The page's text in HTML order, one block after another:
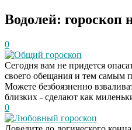
Водолей: гороскоп
0
Общий гороскоп
Сегодня вам не придется
своего обещания и тем самым
Можете безбоязненно
близких - сделают как
0
Любовный гороскоп